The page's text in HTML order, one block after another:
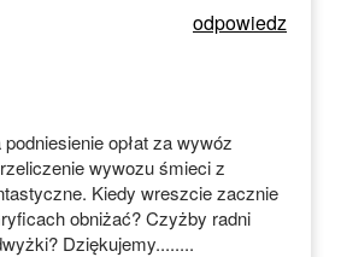
odpowiedz
opłat za wywóz
wywozu śmieci z
Kiedy wreszcie zacznie
obniżać? Czyżby radni
Dziękujemy........